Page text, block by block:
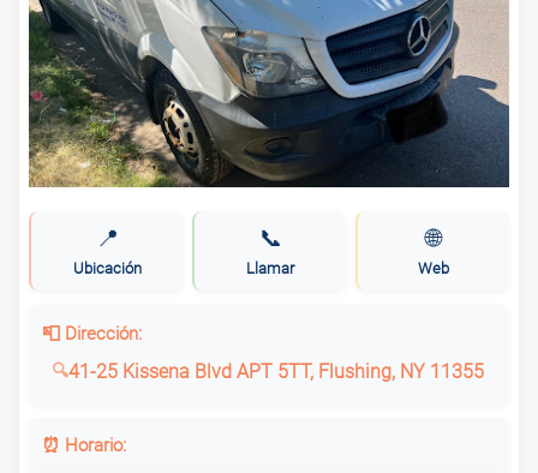
📍
Ubicación
📞
Llamar
🌐
Web
📮 Dirección:
41-25 Kissena Blvd APT 5TT, Flushing, NY 11355
⏰ Horario: